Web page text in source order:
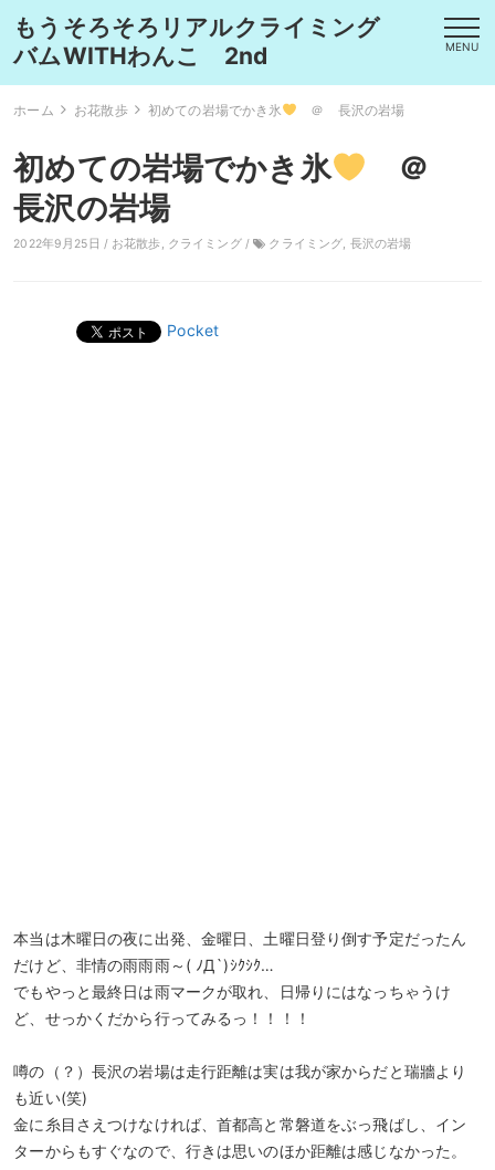
もうそろそろリアルクライミング
バムWITHわんこ 2nd
MENU
ホーム お花散歩 初めての岩場でかき氷 ＠ 長沢の岩場
初めての岩場でかき氷
＠
長沢の岩場
2022年9月25日 / お花散歩 クライミング/ クライミング 長沢の岩場
Pocket
本当は木曜日の夜に出発、金曜日、土曜日登り倒す予定だったん
だけど、非情の雨雨雨～( ﾉД`)ｼｸｼｸ…
でもやっと最終日は雨マークが取れ、日帰りにはなっちゃうけ
ど、せっかくだから行ってみるっ！！！！
噂の（？）長沢の岩場は走行距離は実は我が家からだと瑞牆より
も近い(笑)
金に糸目さえつけなければ、首都高と常磐道をぶっ飛ばし、イン
ターからもすぐなので、行きは思いのほか距離は感じなかった。